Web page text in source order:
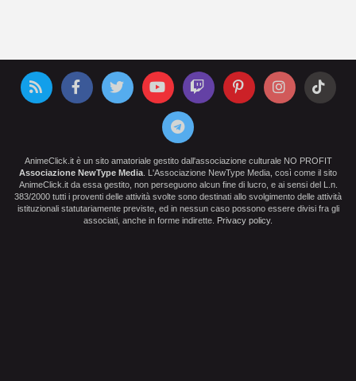
AnimeClick.it è un sito amatoriale gestito dall'associazione culturale NO PROFIT
Associazione NewType Media . L'Associazione NewType Media, così come il sito
AnimeClick.it da essa gestito, non perseguono alcun fine di lucro, e ai sensi del L.n.
383/2000 tutti i proventi delle attività svolte sono destinati allo svolgimento delle attività
istituzionali statutariamente previste, ed in nessun caso possono essere divisi fra gli
associati, anche in forme indirette.
Privacy policy.